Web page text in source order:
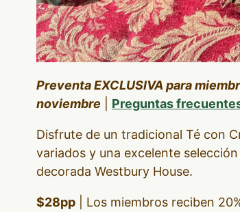
Preventa EXCLUSIVA para
noviembre
Preguntas
Disfrute de un tradicional Té con
variados y una excelente
decorada Westbury House.
$28pp | Los miembros reciben